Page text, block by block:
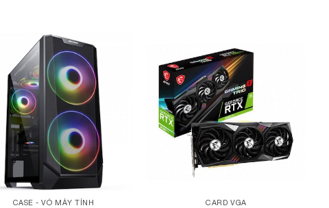
Add to
Wishlist
CASE - VỎ MÁY TÍNH CARD VGA